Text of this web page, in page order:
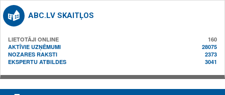
ABC.LV SKAITĻOS
LIETOTĀJI ONLINE
160
AKTĪVIE UZŅĒMUMI
28075
NOZARES RAKSTI
2373
EKSPERTU ATBILDES
3041